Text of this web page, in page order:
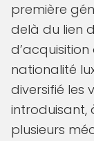
première
delà du lien
nationalité
diversifié les
introduisant,
plusieurs